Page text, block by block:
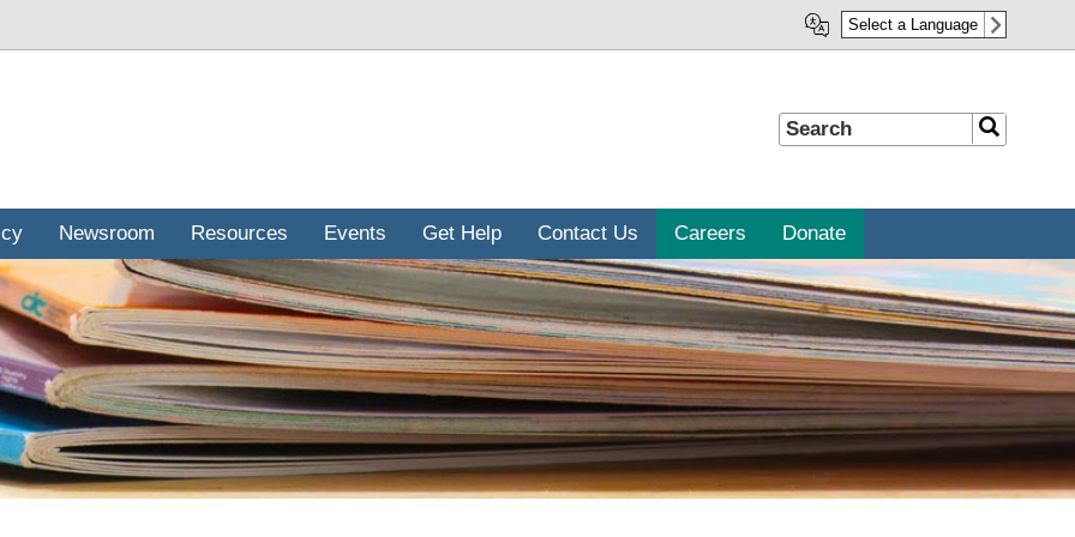
Select a Language
Search Search
Newsroom Resources Events Get Help Contact Us Careers Donate